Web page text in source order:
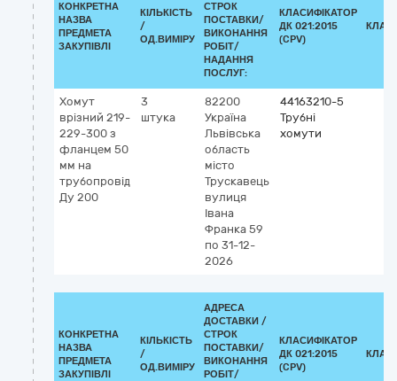
КОНКРЕТНА
НАЗВА
ПРЕДМЕТА
ЗАКУПІВЛІ
КІЛЬКІСТЬ
/
ОД.ВИМІРУ
СТРОК
ПОСТАВКИ/
ВИКОНАННЯ
РОБІТ/
НАДАННЯ
ПОСЛУГ:
КЛАСИФІКАТОР
ДК 021:2015
(CPV)
Хомут
врізний 219-
229-300 з
фланцем 50
мм на
трубопровід
Ду 200
3
штука
82200
Україна
Львівська
область
місто
Трускавець
вулиця
Івана
Франка 59
по 31-12-
2026
44163210-5
Трубні
хомути
КОНКРЕТНА
НАЗВА
ПРЕДМЕТА
ЗАКУПІВЛІ
КІЛЬКІСТЬ
/
ОД.ВИМІРУ
АДРЕСА
ДОСТАВКИ /
СТРОК
ПОСТАВКИ/
ВИКОНАННЯ
РОБІТ/
КЛАСИФІКАТОР
ДК 021:2015
(CPV)